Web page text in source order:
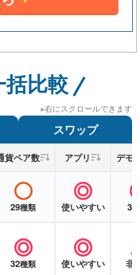
比較
※右にスクロールできます
スワップ
貨ペア数 アプリ デモ
29種類 使いやすい 3
32種類 使いやすい 非